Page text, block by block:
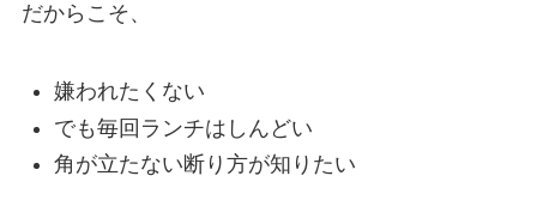
だからこそ、
嫌われたくない
でも毎回ランチはしんどい
角が立たない断り方が知りたい